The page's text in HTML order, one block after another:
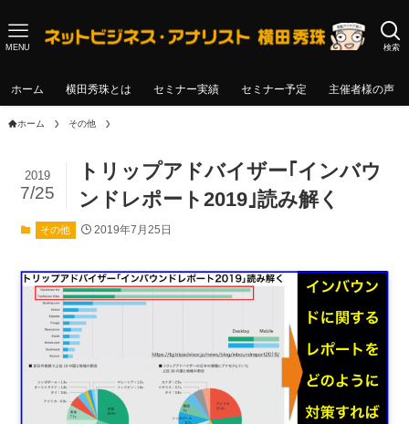
検索
MENU
ホーム 横田秀珠とは セミナー実績 セミナー予定 主催者様の声
ホーム その他
トリップアドバイザー｢インバウ
ンドレポート2019｣読み解く
2019
7/25
その他 2019年7月25日